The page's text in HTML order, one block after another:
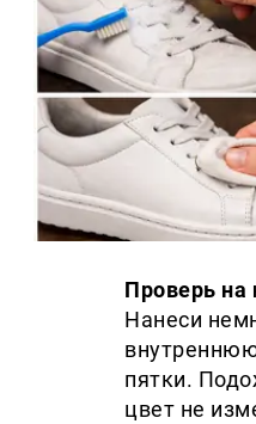
Проверь на
Нанеси
пятки.
цвет не